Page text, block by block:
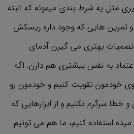
مثل یه شرط بندی میمونه که البته
تمرین هایی که وجود داره ریسکش
تصمیات بهتری می گیرن آدمای
به‌ نفس بیشتری هم دارن. اگه
خودمون تقویت کنیم و خودمون رو
سرگرم نکنیم و از ابزارهایی که
استفاده کنیم، ما هم می تونیم